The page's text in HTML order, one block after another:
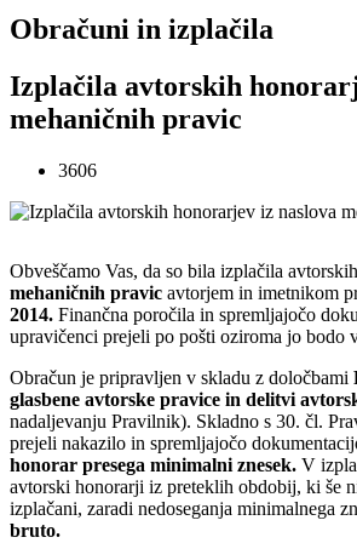
Obračuni in izplačila
Izplačila avtorskih
mehaničnih pravic
3606
Obveščamo Vas, da so bila izplačila
mehaničnih pravic avtorjem in imetnikom
2014. Finančna poročila in spremljajočo
upravičenci prejeli po pošti oziroma jo bodo
Obračun je pripravljen v skladu z določbami
glasbene avtorske pravice in delitvi
nadaljevanju Pravilnik). Skladno s 30. čl.
prejeli nakazilo in spremljajočo
honorar presega minimalni znesek. V
avtorski honorarji iz preteklih obdobij, ki še
izplačani, zaradi nedoseganja minimalnega
bruto.